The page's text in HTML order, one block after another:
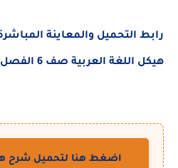
رابط التحميل والمعاينة
هيكل اللغة العربية صف 6 الفصل الثالث PDF
اضغط هنا لتحميل شرح